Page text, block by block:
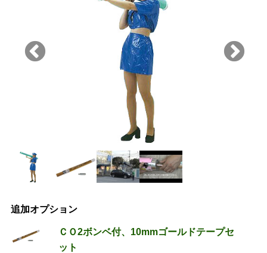
追加オプション
ＣＯ2ボンベ付、10mmゴールドテープセ
ット